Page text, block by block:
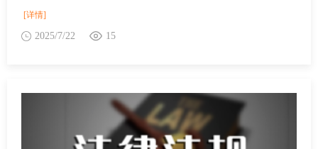
[详情]
2025/7/22 15